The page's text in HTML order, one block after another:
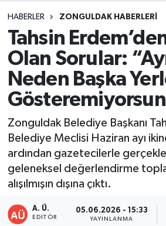
HABERLER ZONGULDAK HABERLERI
Tahsin
Olan Sorular:
Neden Başka
Zonguldak Belediye Başkanı
Belediye Meclisi Haziran ayı
ardından gazetecilerle
geleneksel değerlendirme
alışılmışın dışına çıktı.
A. Ü.
EDITÖR
05.06.2026 - 15:33
YAYINLANMA
DEVREK
DÜZCE
EREĞLİ
KARABÜK
KASTAMONU